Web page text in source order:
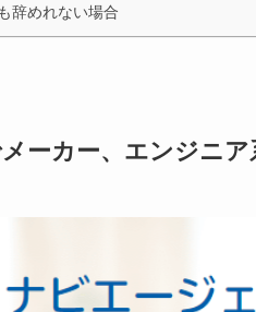
辞めれない場合
ーカー、エンジニ